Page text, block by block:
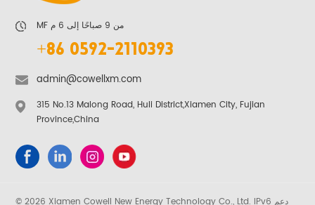
+86 0592-2110393
admin@cowellxm.com
315 No.13 Malong Road, Huli District,Xiamen City, Fujian
Province,China
© 2026 Xiamen Cowell New Energy Technology Co., Ltd. IPv6 دعم